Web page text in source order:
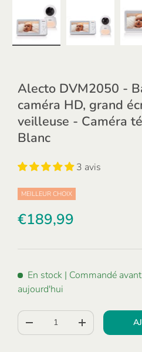
Alecto DVM2050 -
caméra HD, grand
veilleuse - Caméra
Blanc
3 avis
MEILLEUR CHOIX
€189,99
En stock | Commandé
aujourd'hui
Qté
-
+